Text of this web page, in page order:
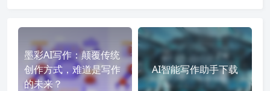
墨彩AI写作：颠覆传统
创作方式，难道是写作
的未来？
AI智能写作助手下载